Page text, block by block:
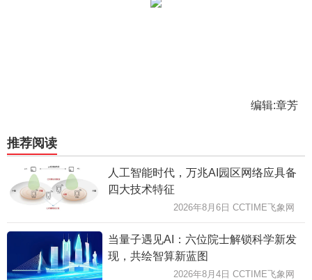
编辑:章芳
推荐阅读
人工智能时代，万兆AI园区网络应具备
四大技术特征
2026年8月6日 CCTIME飞象网
当量子遇见AI：六位院士解锁科学新发
现，共绘智算新蓝图
2026年8月4日 CCTIME飞象网